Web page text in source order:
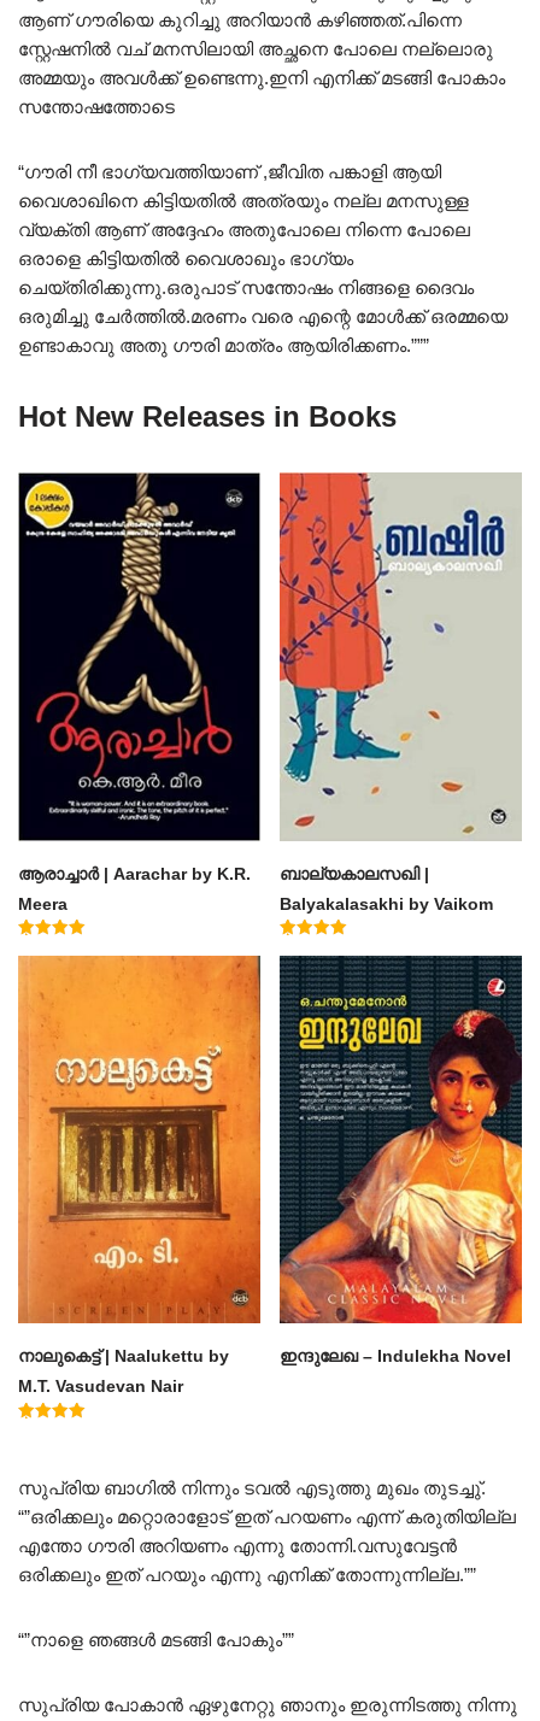
ആണ് ഗൗരിയെ കുറിച്ചു അറിയാൻ കഴിഞ്ഞത്.പിന്നെ
സ്റ്റേഷനിൽ വച് മനസിലായി അച്ഛനെ പോലെ നല്ലൊരു
അമ്മയും അവൾക്ക് ഉണ്ടെന്നു.ഇനി എനിക്ക് മടങ്ങി പോകാം
സന്തോഷത്തോടെ
“ഗൗരി നീ ഭാഗ്യവത്തിയാണ് ,ജീവിത പങ്കാളി ആയി
വൈശാഖിനെ കിട്ടിയതിൽ അത്രയും നല്ല മനസുള്ള
വ്യക്തി ആണ് അദ്ദേഹം അതുപോലെ നിന്നെ പോലെ
ഒരാളെ കിട്ടിയതിൽ വൈശാഖും ഭാഗ്യം
ചെയ്തിരിക്കുന്നു.ഒരുപാട് സന്തോഷം നിങ്ങളെ ദൈവം
ഒരുമിച്ചു ചേർത്തിൽ.മരണം വരെ എന്റെ മോൾക്ക് ഒരമ്മയെ
ഉണ്ടാകാവു അതു ഗൗരി മാത്രം ആയിരിക്കണം.”””
Hot New Releases in Books
ആരാച്ചാര്‍ | Aarachar by K.R.
Meera
ബാല്യകാലസഖി |
Balyakalasakhi by Vaikom
Muhammad Basheer
4.60
out of 5
നാലുകെട്ട് | Naalukettu by
M.T. Vasudevan Nair
ഇന്ദുലേഖ – Indulekha Novel
സുപ്രിയ ബാഗിൽ നിന്നും ടവൽ എടുത്തു മുഖം തുടച്ചു്.
“”ഒരിക്കലും മറ്റൊരാളോട് ഇത്‌ പറയണം എന്ന് കരുതിയില്ല
എന്തോ ഗൗരി അറിയണം എന്നു തോന്നി.വസുവേട്ടൻ
ഒരിക്കലും ഇത്‌ പറയും എന്നു എനിക്ക് തോന്നുന്നില്ല.””
“”നാളെ ഞങ്ങൾ മടങ്ങി പോകും””
സുപ്രിയ പോകാൻ ഏഴുനേറ്റു ഞാനും ഇരുന്നിടത്തു നിന്നു